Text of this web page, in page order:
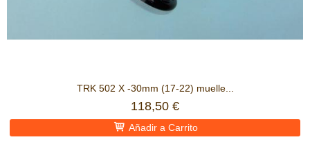
TRK 502 X -30mm (17-22) muelle...
118,50 €
Añadir a Carrito